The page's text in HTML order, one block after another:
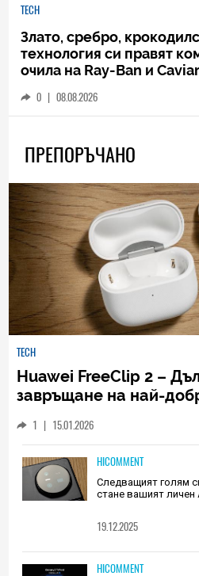
TECH
Злато, сребро,
технология си правят
очила на Ray-Ban и Caviar
0 | 08.08.2026
ПРЕПОРЪЧАНО
TECH
Huawei FreeClip 2 –
завръщане на най-
1 | 15.01.2026
HICOMMENT
Следващият голям
стане вашият личен
19.12.2025
HICOMMENT